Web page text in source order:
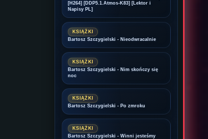
[H264] [DDP5.1.Atmos-K83] [Lektor i
Napisy PL]
KSIĄŻKI
Bartosz Szczygielski - Nieodwracalnie
KSIĄŻKI
Bartosz Szczygielski - Nim skończy się
noc
KSIĄŻKI
Bartosz Szczygielski - Po zmroku
KSIĄŻKI
Bartosz Szczygielski - Winni jesteśmy